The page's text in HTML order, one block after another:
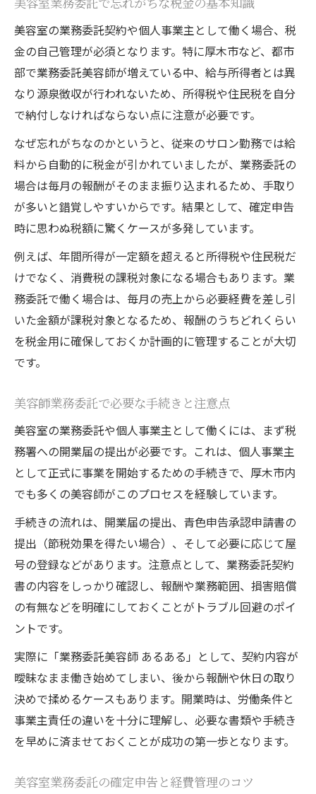
美容室の業務委託契約や個人事業主として働く場合、税
金の自己管理が必須となります。特に厚木市など、都市
部で業務委託美容師が増えている中、給与所得者とは異
なり源泉徴収が行われないため、所得税や住民税を自分
で納付しなければならない点に注意が必要です。
なぜ忘れがちなのかというと、従来のサロン勤務では給
料から自動的に税金が引かれていましたが、業務委託の
場合は毎月の報酬がそのまま振り込まれるため、手取り
が多いと錯覚しやすいからです。結果として、確定申告
時に思わぬ税額に驚くケースが多発しています。
例えば、年間所得が一定額を超えると所得税や住民税だ
けでなく、消費税の課税対象になる場合もあります。業
務委託で働く場合は、毎月の売上から必要経費を差し引
いた金額が課税対象となるため、報酬のうちどれくらい
を税金用に確保しておくか計画的に管理することが大切
です。
美容師業務委託で必要な手続きと注意点
美容室の業務委託や個人事業主として働くには、まず税
務署への開業届の提出が必要です。これは、個人事業主
として正式に事業を開始するための手続きで、厚木市内
でも多くの美容師がこのプロセスを経験しています。
手続きの流れは、開業届の提出、青色申告承認申請書の
提出（節税効果を得たい場合）、そして必要に応じて屋
号の登録などがあります。注意点として、業務委託契約
書の内容をしっかり確認し、報酬や業務範囲、損害賠償
の有無などを明確にしておくことがトラブル回避のポイ
ントです。
実際に「業務委託美容師 あるある」として、契約内容が
曖昧なまま働き始めてしまい、後から報酬や休日の取り
決めで揉めるケースもあります。開業時は、労働条件と
事業主責任の違いを十分に理解し、必要な書類や手続き
を早めに済ませておくことが成功の第一歩となります。
美容室業務委託の確定申告と経費管理のコツ